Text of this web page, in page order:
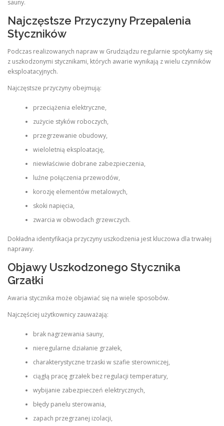
sauny.
Najczęstsze Przyczyny Przepalenia
Styczników
Podczas realizowanych napraw w Grudziądzu regularnie spotykamy się
z uszkodzonymi stycznikami, których awarie wynikają z wielu czynników
eksploatacyjnych.
Najczęstsze przyczyny obejmują:
przeciążenia elektryczne,
zużycie styków roboczych,
przegrzewanie obudowy,
wieloletnią eksploatację,
niewłaściwie dobrane zabezpieczenia,
luźne połączenia przewodów,
korozję elementów metalowych,
skoki napięcia,
zwarcia w obwodach grzewczych.
Dokładna identyfikacja przyczyny uszkodzenia jest kluczowa dla trwałej
naprawy.
Objawy Uszkodzonego Stycznika
Grzałki
Awaria stycznika może objawiać się na wiele sposobów.
Najczęściej użytkownicy zauważają:
brak nagrzewania sauny,
nieregularne działanie grzałek,
charakterystyczne trzaski w szafie sterowniczej,
ciągłą pracę grzałek bez regulacji temperatury,
wybijanie zabezpieczeń elektrycznych,
błędy panelu sterowania,
zapach przegrzanej izolacji,